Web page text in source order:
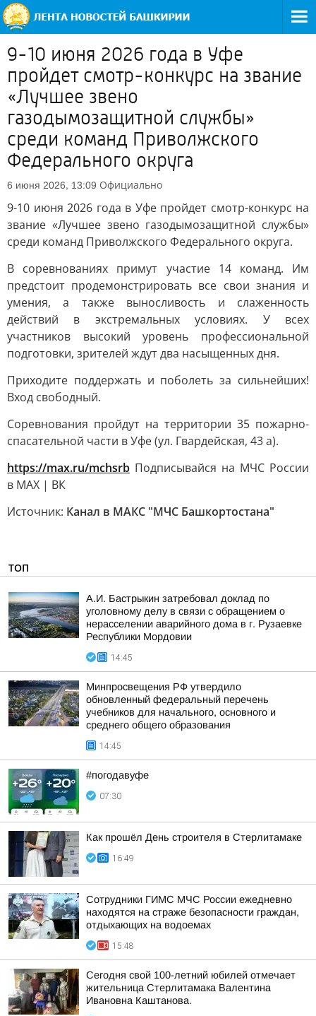
9-10 июня 2026 года в Уфе
пройдет смотр-конкурс на звание
«Лучшее звено
газодымозащитной службы»
среди команд Приволжского
Федерального округа
6 июня 2026, 13:09 Официально
9-10 июня 2026 года в Уфе пройдет смотр-конкурс на
звание «Лучшее звено газодымозащитной службы»
среди команд Приволжского Федерального округа.
В соревнованиях примут участие 14 команд. Им
предстоит продемонстрировать все свои знания и
умения, а также выносливость и слаженность
действий в экстремальных условиях. У всех
участников высокий уровень профессиональной
подготовки, зрителей ждут два насыщенных дня.
Приходите поддержать и поболеть за сильнейших!
Вход свободный.
Соревнования пройдут на территории 35 пожарно-
спасательной части в Уфе (ул. Гвардейская, 43 а).
https://max.ru/mchsrb Подписывайся на МЧС России
в MAX | ВК
Источник: Канал в МАКС "МЧС Башкортостана"
ТОП
А.И. Бастрыкин затребовал доклад по
уголовному делу в связи с обращением о
нерасселении аварийного дома в г. Рузаевке
Республики Мордовии
14:45
Минпросвещения РФ утвердило
обновленный федеральный перечень
учебников для начального, основного и
среднего общего образования
14:45
#погодавуфе
07:30
Как прошёл День строителя в Стерлитамаке
16:49
Сотрудники ГИМС МЧС России ежедневно
находятся на страже безопасности граждан,
отдыхающих на водоемах
15:48
Сегодня свой 100-летний юбилей отмечает
жительница Стерлитамака Валентина
Ивановна Каштанова.